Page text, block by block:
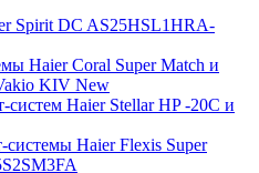
Spirit DC AS25HSL1HRA-
Haier Coral Super Match и
KIV New
систем Haier Stellar HP -20С и
системы Haier Flexis Super